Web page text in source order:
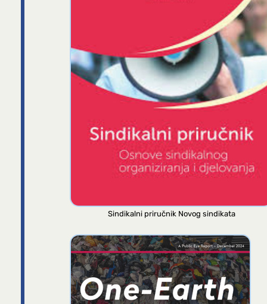
Sindikalni priručnik Novog sindikata